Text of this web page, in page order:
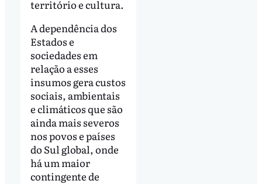
território e cultura.
A dependência dos
Estados e
sociedades em
relação a esses
insumos gera custos
sociais, ambientais
e climáticos que são
ainda mais severos
nos povos e países
do Sul global, onde
há um maior
contingente de